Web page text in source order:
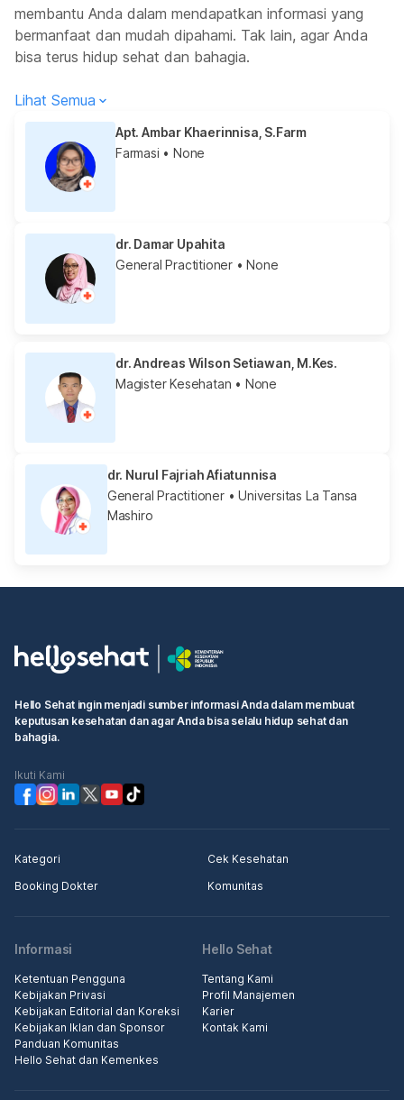
membantu Anda dalam mendapatkan informasi yang
bermanfaat dan mudah dipahami. Tak lain, agar Anda
bisa terus hidup sehat dan bahagia.
Lihat Semua
Apt. Ambar Khaerinnisa, S.Farm
Farmasi • None
dr. Damar Upahita
General Practitioner • None
dr. Andreas Wilson Setiawan, M.Kes.
Magister Kesehatan • None
dr. Nurul Fajriah Afiatunnisa
General Practitioner• Universitas La Tansa
Mashiro
Hello Sehat ingin menjadi sumber informasi Anda dalam membuat
keputusan kesehatan dan agar Anda bisa selalu hidup sehat dan
bahagia.
Ikuti Kami
Kategori
Cek Kesehatan
Booking Dokter
Komunitas
Informasi
Ketentuan Pengguna
Kebijakan Privasi
Kebijakan Editorial dan Koreksi
Kebijakan Iklan dan Sponsor
Panduan Komunitas
Hello Sehat dan Kemenkes
Hello Sehat
Tentang Kami
Profil Manajemen
Karier
Kontak Kami